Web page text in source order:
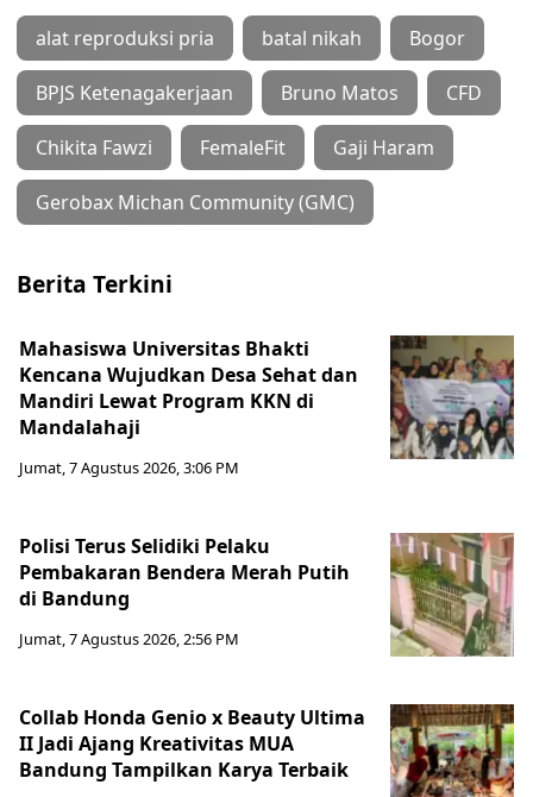
alat reproduksi pria batal nikah Bogor
BPJS Ketenagakerjaan Bruno Matos CFD
Chikita Fawzi FemaleFit Gaji Haram
Gerobax Michan Community (GMC)
Berita Terkini
Mahasiswa Universitas Bhakti
Kencana Wujudkan Desa Sehat dan
Mandiri Lewat Program KKN di
Mandalahaji
Jumat, 7 Agustus 2026, 3:06 PM
Polisi Terus Selidiki Pelaku
Pembakaran Bendera Merah Putih
di Bandung
Jumat, 7 Agustus 2026, 2:56 PM
Collab Honda Genio x Beauty Ultima
II Jadi Ajang Kreativitas MUA
Bandung Tampilkan Karya Terbaik